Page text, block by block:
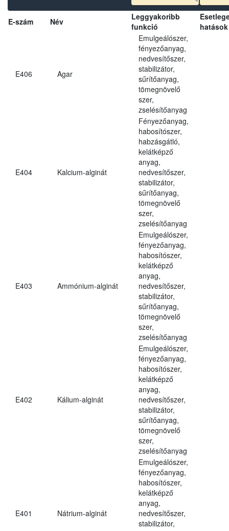
E-szám Név
Leggyakoribb
funkció
hatások
E406 Agar
Emulgeálószer,
fényezőanyag,
nedvesítőszer,
stabilizátor,
sűrítőanyag,
tömegnövelő
szer,
zselésítőanyag
E404 Kalcium-alginát
Fényezőanyag,
habosítószer,
habzásgátló,
kelátképző
anyag,
nedvesítőszer,
stabilizátor,
sűrítőanyag,
tömegnövelő
szer,
zselésítőanyag
E403 Ammónium-alginát
Emulgeálószer,
fényezőanyag,
habosítószer,
kelátképző
anyag,
nedvesítőszer,
stabilizátor,
sűrítőanyag,
tömegnövelő
szer,
zselésítőanyag
E402 Kálium-alginát
Emulgeálószer,
fényezőanyag,
habosítószer,
kelátképző
anyag,
nedvesítőszer,
stabilizátor,
sűrítőanyag,
tömegnövelő
szer,
zselésítőanyag
E401 Nátrium-alginát
Emulgeálószer,
fényezőanyag,
habosítószer,
kelátképző
anyag,
nedvesítőszer,
stabilizátor,